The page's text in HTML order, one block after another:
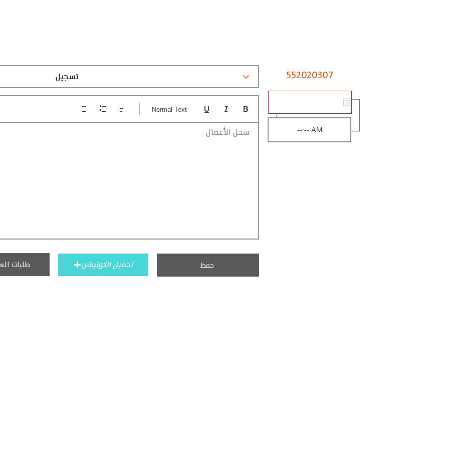
سجل الأعمال
Normal Text
552020307
طلبات حفظ تحميل الكوتيشن